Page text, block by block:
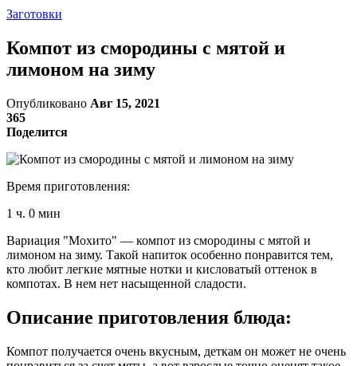
Заготовки
Компот из смородины с мятой и
лимоном на зиму
Опубликовано Авг 15, 2021
365
Поделится
Время приготовления:
1 ч. 0 мин
Вариация "Мохито" — компот из смородины с мятой и
лимоном на зиму. Такой напиток особенно понравится тем,
кто любит легкие мятные нотки и кисловатый оттенок в
компотах. В нем нет насыщенной сладости.
Описание приготовления блюда:
Компот получается очень вкусным, деткам он может не очень